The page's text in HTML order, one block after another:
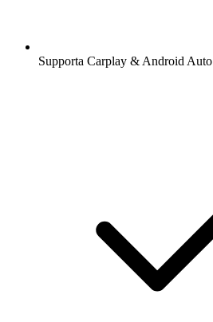
Supporta Carplay & Android Auto